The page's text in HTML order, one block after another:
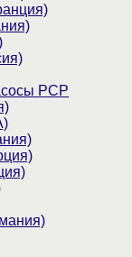
PCP